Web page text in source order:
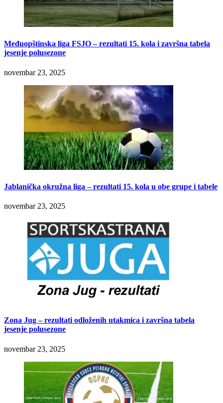
Međuopštinska liga FSJO – rezultati 15. kola i završna tabela
jesenje polusezone
novembar 23, 2025
Jablanička okružna liga – rezultati 15. kola u obe grupe i tabele
novembar 23, 2025
Zona Jug – rezultati odloženih utakmica i završna tabela
jesenje polusezone
novembar 23, 2025